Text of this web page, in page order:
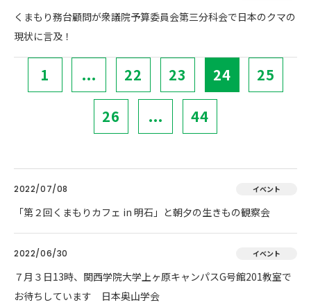
くまもり務台顧問が衆議院予算委員会第三分科会で日本のクマの
現状に言及！
1 ... 22 23 24 25
26 ... 44
2022/07/08 イベント
「第２回くまもりカフェ in 明石」と朝夕の生きもの観察会
2022/06/30 イベント
７月３日13時、関西学院大学上ヶ原キャンパスG号館201教室で
お待ちしています 日本奥山学会